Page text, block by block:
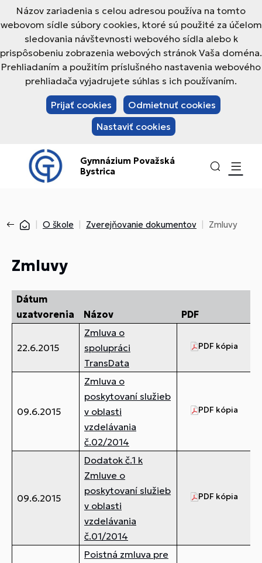
Názov zariadenia s celou adresou používa na tomto
webovom sídle súbory cookies, ktoré sú použité za účelom
sledovania návštevnosti webového sídla alebo k
prispôsobeniu zobrazenia webových stránok Vaša doména.
Prehliadaním a použitím príslušného nastavenia webového
prehliadača vyjadrujete súhlas s ich používaním.
Prijať cookies
Odmietnuť cookies
Nastaviť cookies
Gymnázium Považská
Bystrica
O škole Zverejňovanie dokumentov Zmluvy
Zmluvy
Dátum
uzatvorenia
Názov PDF
22.6.2015
Zmluva o
spolupráci
TransData
PDF kópia
09.6.2015
Zmluva o
poskytovaní služieb
v oblasti
vzdelávania
č.02/2014
PDF kópia
09.6.2015
Dodatok č.1 k
Zmluve o
poskytovaní služieb
v oblasti
vzdelávania
č.01/2014
PDF kópia
Poistná zmluva pre